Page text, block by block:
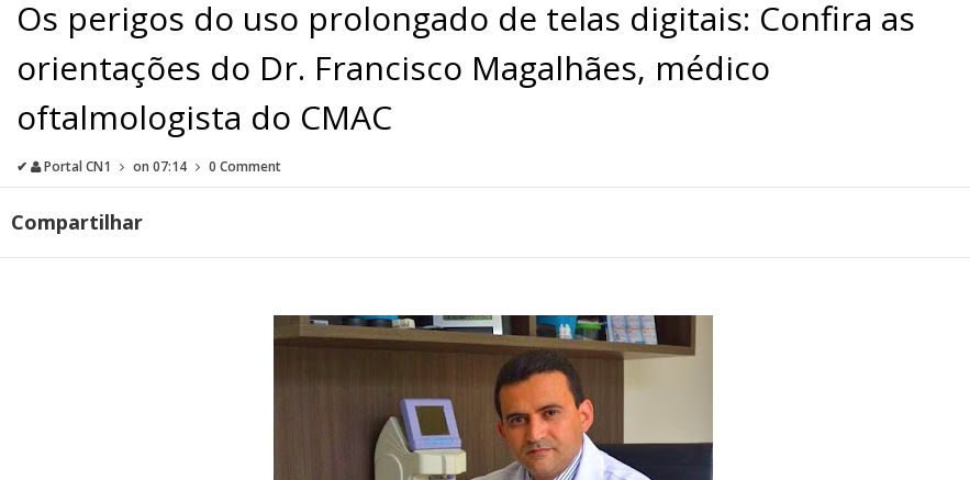
Os perigos do uso prolongado de telas digitais: Confira as
orientações do Dr. Francisco Magalhães, médico
oftalmologista do CMAC
✔ Portal CN1 on 07:14 0 Comment
Compartilhar